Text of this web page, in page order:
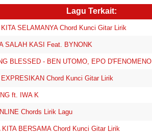
Lagu Terkait:
SELAMANYA Chord Kunci Gitar Lirik
SALAH KASI Feat. BYNONK
BLESSED - BEN UTOMO, EPO D'FENOMENO
Chord Kunci Gitar Lirik
ft. IWA K
Chords Lirik Lagu
BERSAMA Chord Kunci Gitar Lirik